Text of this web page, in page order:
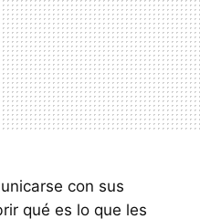
con sus
qué es lo que les